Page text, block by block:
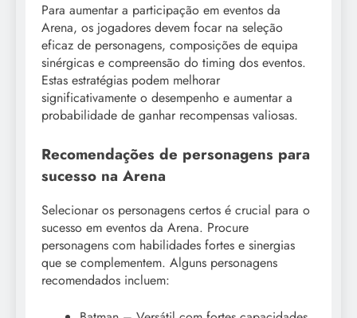
Para aumentar a participação em eventos da
Arena, os jogadores devem focar na seleção
eficaz de personagens, composições de equipa
sinérgicas e compreensão do timing dos eventos.
Estas estratégias podem melhorar
significativamente o desempenho e aumentar a
probabilidade de ganhar recompensas valiosas.
Recomendações de personagens para
sucesso na Arena
Selecionar os personagens certos é crucial para o
sucesso em eventos da Arena. Procure
personagens com habilidades fortes e sinergias
que se complementem. Alguns personagens
recomendados incluem: